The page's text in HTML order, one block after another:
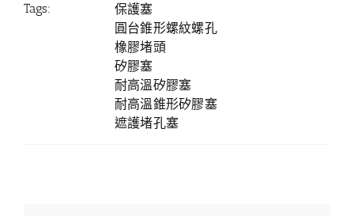
Tags:
保護塞
圓台錐形螺紋螺孔
橡膠堵頭
矽膠塞
耐高溫矽膠塞
耐高溫錐形矽膠塞
遮護堵孔塞